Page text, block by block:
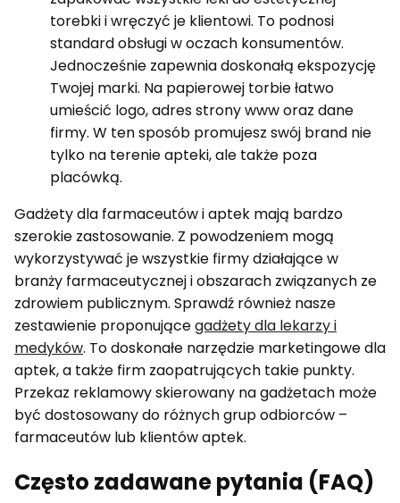
torebki i wręczyć je klientowi. To podnosi
standard obsługi w oczach konsumentów.
Jednocześnie zapewnia doskonałą ekspozycję
Twojej marki. Na papierowej torbie łatwo
umieścić logo, adres strony www oraz dane
firmy. W ten sposób promujesz swój brand nie
tylko na terenie apteki, ale także poza
placówką.
Gadżety dla farmaceutów i aptek mają bardzo
szerokie zastosowanie. Z powodzeniem mogą
wykorzystywać je wszystkie firmy działające w
branży farmaceutycznej i obszarach związanych ze
zdrowiem publicznym. Sprawdź również nasze
zestawienie proponującegadżety dla lekarzy i
medyków. To doskonałe narzędzie marketingowe dla
aptek, a także firm zaopatrujących takie punkty.
Przekaz reklamowy skierowany na gadżetach może
być dostosowany do różnych grup odbiorców –
farmaceutów lub klientów aptek.
Często zadawane pytania (FAQ)